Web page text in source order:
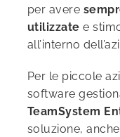
per avere
utilizzate e
all’interno
Per le piccole
software
TeamSystem
soluzione,